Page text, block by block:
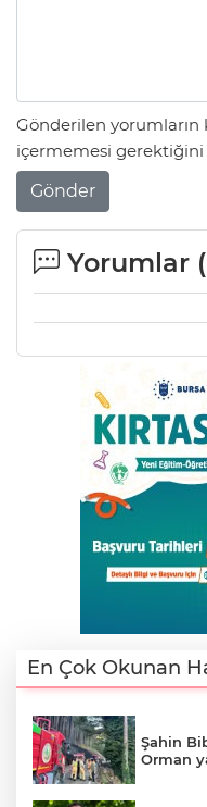
Gönderilen
içermemesi gerektiğini
Gönder
Yorumlar (
En Çok Okunan
Şahin
Orman